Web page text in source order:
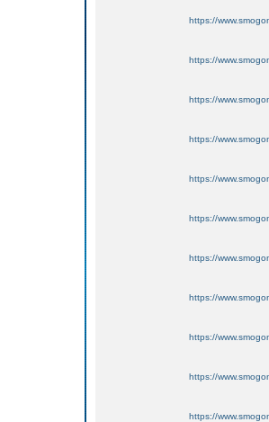
https://
https://
https://
https://
https://
https://
https://
https://
https://
https://
https://